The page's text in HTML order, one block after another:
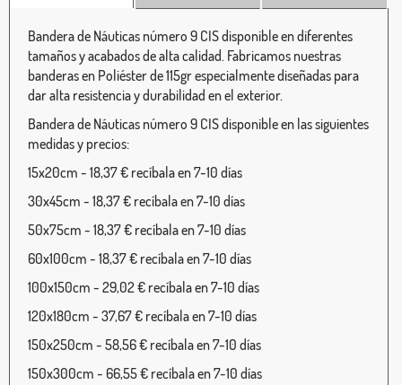
Bandera de Náuticas número 9 CIS disponible en diferentes
tamaños y acabados de alta calidad. Fabricamos nuestras
banderas en Poliéster de 115gr especialmente diseñadas para
dar alta resistencia y durabilidad en el exterior.
Bandera de Náuticas número 9 CIS disponible en las siguientes
medidas y precios:
15x20cm - 18,37 € recíbala en 7-10 días
30x45cm - 18,37 € recíbala en 7-10 días
50x75cm - 18,37 € recíbala en 7-10 días
60x100cm - 18,37 € recíbala en 7-10 días
100x150cm - 29,02 € recíbala en 7-10 días
120x180cm - 37,67 € recíbala en 7-10 días
150x250cm - 58,56 € recíbala en 7-10 días
150x300cm - 66,55 € recíbala en 7-10 días